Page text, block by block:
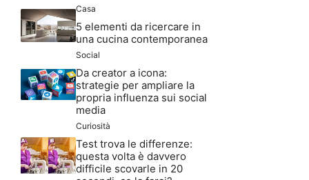
Casa
5 elementi da ricercare in
una cucina contemporanea
Social
Da creator a icona:
strategie per ampliare la
propria influenza sui social
media
Curiosità
Test trova le differenze:
questa volta è davvero
difficile scovarle in 20